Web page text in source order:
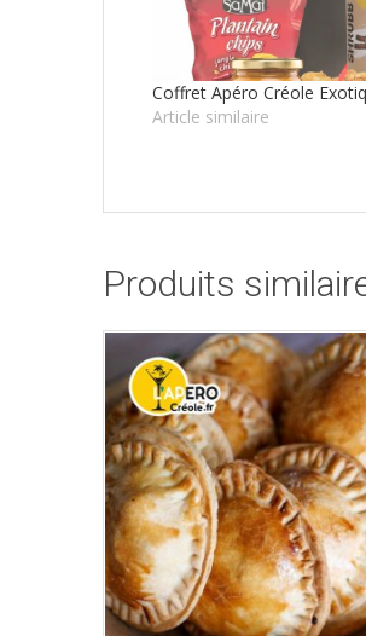
Coffret Apéro Créole
Article similaire
Produits